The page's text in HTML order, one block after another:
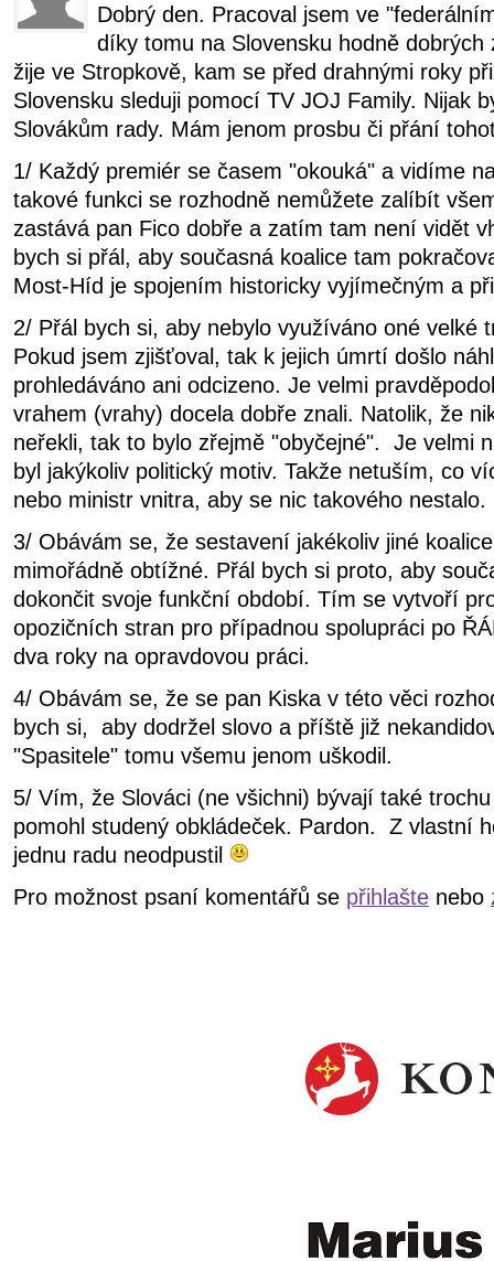
Dobrý den. Pracoval jsem ve
díky tomu na Slovensku hodně dobrých
žije ve Stropkově, kam se před drahnými roky
Slovensku sleduji pomocí TV JOJ Family. Nijak
Slovákům rady. Mám jenom prosbu či přání
1/ Každý premiér se časem "okouká" a vidíme
takové funkci se rozhodně nemůžete zalíbít
zastává pan Fico dobře a zatím tam není vidět
bych si přál, aby současná koalice tam
Most-Híd je spojením historicky vyjímečným a
2/ Přál bych si, aby nebylo využíváno oné velké
Pokud jsem zjišťoval, tak k jejich úmrtí došlo
prohledáváno ani odcizeno. Je velmi
vrahem (vrahy) docela dobře znali. Natolik, že
neřekli, tak to bylo zřejmě "obyčejné". Je velmi
byl jakýkoliv politický motiv. Takže netuším, co
nebo ministr vnitra, aby se nic takového nestalo.
3/ Obávám se, že sestavení jakékoliv jiné
mimořádně obtížné. Přál bych si proto, aby
dokončit svoje funkční období. Tím se vytvoří
opozičních stran pro případnou spolupráci po
dva roky na opravdovou práci.
4/ Obávám se, že se pan Kiska v této věci
bych si, aby dodržel slovo a příště již
"Spasitele" tomu všemu jenom uškodil.
5/ Vím, že Slováci (ne všichni) bývají také
pomohl studený obkládeček. Pardon. Z vlastní
jednu radu neodpustil
Pro možnost psaní komentářů se přihlašte nebo